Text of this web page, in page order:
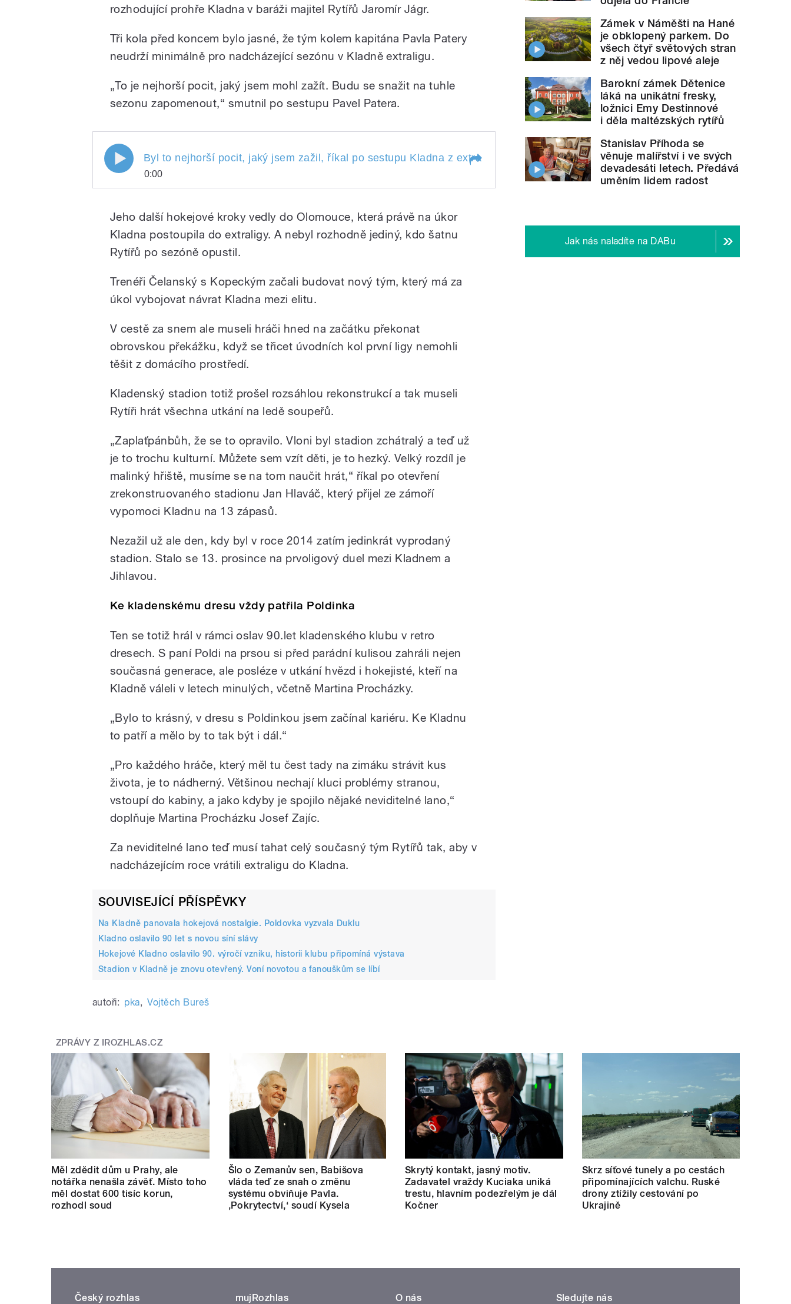
rozhodující prohře Kladna v baráži majitel Rytířů Jaromír Jágr.
Tři kola před koncem bylo jasné, že tým kolem kapitána Pavla Patery
neudrží minimálně pro nadcházející sezónu v Kladně extraligu.
„To je nejhorší pocit, jaký jsem mohl zažít. Budu se snažit na tuhle
sezonu zapomenout,“ smutnil po sestupu Pavel Patera.
pause
Byl to nejhorší pocit, jaký jsem zažil, říkal po sestupu Kladna z extraligy tehdejší kapitán Rytířů Pavel Patera " style="">Byl to
0:00
sestupu Kladna z extraligy tehdejší kapitán
Rytířů Pavel
Jeho další hokejové kroky vedly do Olomouce, která právě na úkor
Kladna postoupila do extraligy. A nebyl rozhodně jediný, kdo šatnu
Rytířů po sezóně opustil.
Trenéři Čelanský s Kopeckým začali budovat nový tým, který má za
úkol vybojovat návrat Kladna mezi elitu.
V cestě za snem ale museli hráči hned na začátku překonat
obrovskou překážku, když se třicet úvodních kol první ligy nemohli
těšit z domácího prostředí.
Kladenský stadion totiž prošel rozsáhlou rekonstrukcí a tak museli
Rytíři hrát všechna utkání na ledě soupeřů.
„Zaplaťpánbůh, že se to opravilo. Vloni byl stadion zchátralý a teď už
je to trochu kulturní. Můžete sem vzít děti, je to hezký. Velký rozdíl je
malinký hřiště, musíme se na tom naučit hrát,“ říkal po otevření
zrekonstruovaného stadionu Jan Hlaváč, který přijel ze zámoří
vypomoci Kladnu na 13 zápasů.
Nezažil už ale den, kdy byl v roce 2014 zatím jedinkrát vyprodaný
stadion. Stalo se 13. prosince na prvoligový duel mezi Kladnem a
Jihlavou.
Ke kladenskému dresu vždy patřila Poldinka
Ten se totiž hrál v rámci oslav 90.let kladenského klubu v retro
dresech. S paní Poldi na prsou si před parádní kulisou zahráli nejen
současná generace, ale posléze v utkání hvězd i hokejisté, kteří na
Kladně váleli v letech minulých, včetně Martina Procházky.
„Bylo to krásný, v dresu s Poldinkou jsem začínal kariéru. Ke Kladnu
to patří a mělo by to tak být i dál.“
„Pro každého hráče, který měl tu čest tady na zimáku strávit kus
života, je to nádherný. Většinou nechají kluci problémy stranou,
vstoupí do kabiny, a jako kdyby je spojilo nějaké neviditelné lano,“
doplňuje Martina Procházku Josef Zajíc.
Za neviditelné lano teď musí tahat celý současný tým Rytířů tak, aby v
nadcházejícím roce vrátili extraligu do Kladna.
SOUVISEJÍCÍ PŘÍSPĚVKY
Na Kladně panovala hokejová nostalgie. Poldovka vyzvala Duklu
Kladno oslavilo 90 let s novou síní slávy
Hokejové Kladno oslavilo 90. výročí vzniku, historii klubu připomíná výstava
Stadion v Kladně je znovu otevřený. Voní novotou a fanouškům se líbí
autoři: pka, Vojtěch Bureš
Zámek v Náměšti na Hané
je obklopený parkem. Do
všech čtyř světových stran
z něj vedou lipové aleje
Barokní zámek Dětenice
láká na unikátní fresky,
ložnici Emy Destinnové
i děla maltézských rytířů
Stanislav Příhoda se
věnuje malířství i ve svých
devadesáti letech. Předává
uměním lidem radost
Jak nás naladíte na DABu
ZPRÁVY Z IROZHLAS.CZ
Měl zdědit dům u Prahy, ale
notářka nenašla závěť. Místo toho
měl dostat 600 tisíc korun,
rozhodl soud
Šlo o Zemanův sen, Babišova
vláda teď ze snah o změnu
systému obviňuje Pavla.
‚Pokrytectví,‘ soudí Kysela
Skrytý kontakt, jasný motiv.
Zadavatel vraždy Kuciaka uniká
trestu, hlavním podezřelým je dál
Kočner
Skrz síťové tunely a po cestách
připomínajících valchu. Ruské
drony ztížily cestování po
Ukrajině
Český rozhlas mujRozhlas O nás Sledujte nás